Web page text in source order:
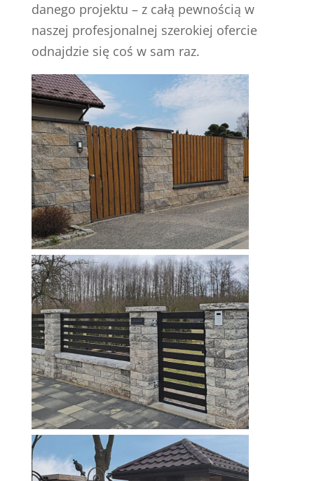
danego projektu – z całą pewnością w
naszej profesjonalnej szerokiej ofercie
odnajdzie się coś w sam raz.